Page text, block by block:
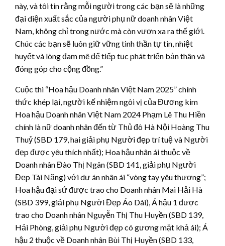
này, và tôi tin rằng mỗi người trong các bạn sẽ là những
đại diện xuất sắc của người phụ nữ doanh nhân Việt
Nam, không chỉ trong nước mà còn vươn xa ra thế giới.
Chúc các bạn sẽ luôn giữ vững tinh thần tự tin, nhiệt
huyết và lòng đam mê để tiếp tục phát triển bản thân và
đóng góp cho cộng đồng.”
Cuộc thi “Hoa hậu Doanh nhân Việt Nam 2025” chính
thức khép lại, người kế nhiệm ngôi vị của Đương kim
Hoa hậu Doanh nhân Việt Nam 2024 Phạm Lê Thu Hiền
chính là nữ doanh nhân đến từ Thủ đô Hà Nội Hoàng Thu
Thuỷ (SBD 179, hai giải phụ Người đẹp trí tuệ và Người
đẹp được yêu thích nhất); Hoa hậu nhân ái thuộc về
Doanh nhân Đào Thị Ngân (SBD 141, giải phụ Người
Đẹp Tài Năng) với dự án nhân ái “vòng tay yêu thương”;
Hoa hậu đại sứ được trao cho Doanh nhân Mai Hải Hà
(SBD 399, giải phụ Người Đẹp Áo Dài), Á hậu 1 được
trao cho Doanh nhân Nguyễn Thị Thu Huyền (SBD 139,
Hải Phòng, giải phụ Người đẹp có gương mặt khả ái); Á
hậu 2 thuộc về Doanh nhân Bùi Thị Huyền (SBD 133,